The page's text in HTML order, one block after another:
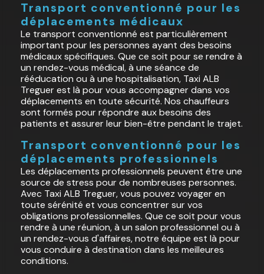
Transport conventionné pour les
déplacements médicaux
Le transport conventionné est particulièrement
important pour les personnes ayant des besoins
médicaux spécifiques. Que ce soit pour se rendre à
un rendez-vous médical, à une séance de
rééducation ou à une hospitalisation, Taxi ALB
Treguer est là pour vous accompagner dans vos
déplacements en toute sécurité. Nos chauffeurs
sont formés pour répondre aux besoins des
patients et assurer leur bien-être pendant le trajet.
Transport conventionné pour les
déplacements professionnels
Les déplacements professionnels peuvent être une
source de stress pour de nombreuses personnes.
Avec Taxi ALB Treguer, vous pouvez voyager en
toute sérénité et vous concentrer sur vos
obligations professionnelles. Que ce soit pour vous
rendre à une réunion, à un salon professionnel ou à
un rendez-vous d'affaires, notre équipe est là pour
vous conduire à destination dans les meilleures
conditions.